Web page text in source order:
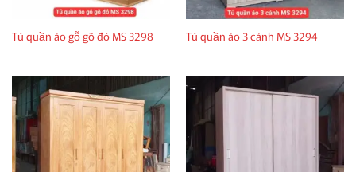
Tủ quần áo gỗ gõ đỏ MS 3298 Tủ quần áo 3 cánh MS 3294